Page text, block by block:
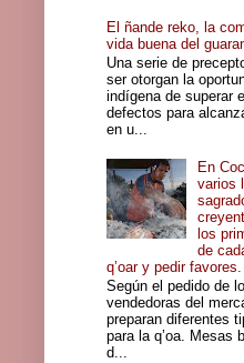
El ñande reko, la
vida buena del
Una serie de
ser otorgan la
indígena de superar
defectos para
en u...
En
varios
los
de
q’oar y pedir favores.
Según el pedido de
vendedoras del
preparan diferentes
para la q’oa. Mesas
d...